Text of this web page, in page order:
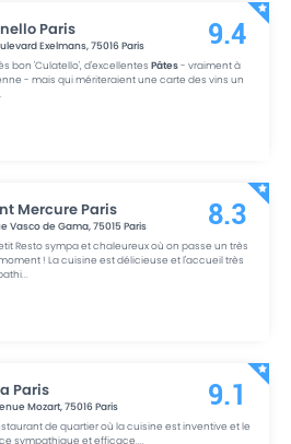
Paris
Exelmans,75016Paris
bon 'Culatello', d'excellentesPâtes- vraiment à
- mais qui mériteraient une carte des vins un
9.4
Mercure Paris
Vasco de Gama,75015Paris
Resto sympa et chaleureux où on passe un très
! La cuisine est délicieuse et l'accueil très
...
8.3
Paris
Mozart,75016Paris
de quartier où la cuisine est inventive et le
sympathique et efficace....
9.1